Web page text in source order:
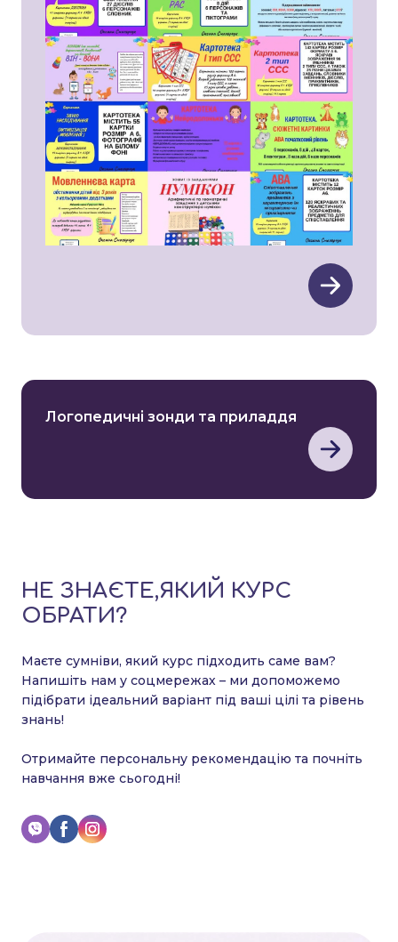
Логопедичні зонди та приладдя
НЕ ЗНАЄТЕ,ЯКИЙ КУРС
ОБРАТИ?
Маєте сумніви, який курс підходить саме вам?
Напишіть нам у соцмережах – ми допоможемо
підібрати ідеальний варіант під ваші цілі та рівень
знань!
Отримайте персональну рекомендацію та почніть
навчання вже сьогодні!